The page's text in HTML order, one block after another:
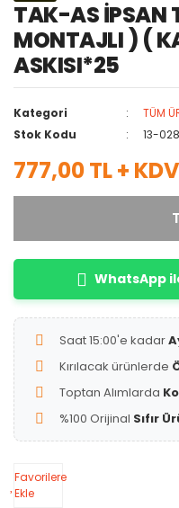
TAK-AS İPSAN
MONTAJLI ) (
ASKISI*25
Kategori TÜM
Stok Kodu
13-
777,00 TL + KDV
WhatsApp
Saat 15:00'e kadar
Kırılacak ürünlerde
Toptan Alımlarda
%100 Orijinal Sıfır
Favorilere
Ekle